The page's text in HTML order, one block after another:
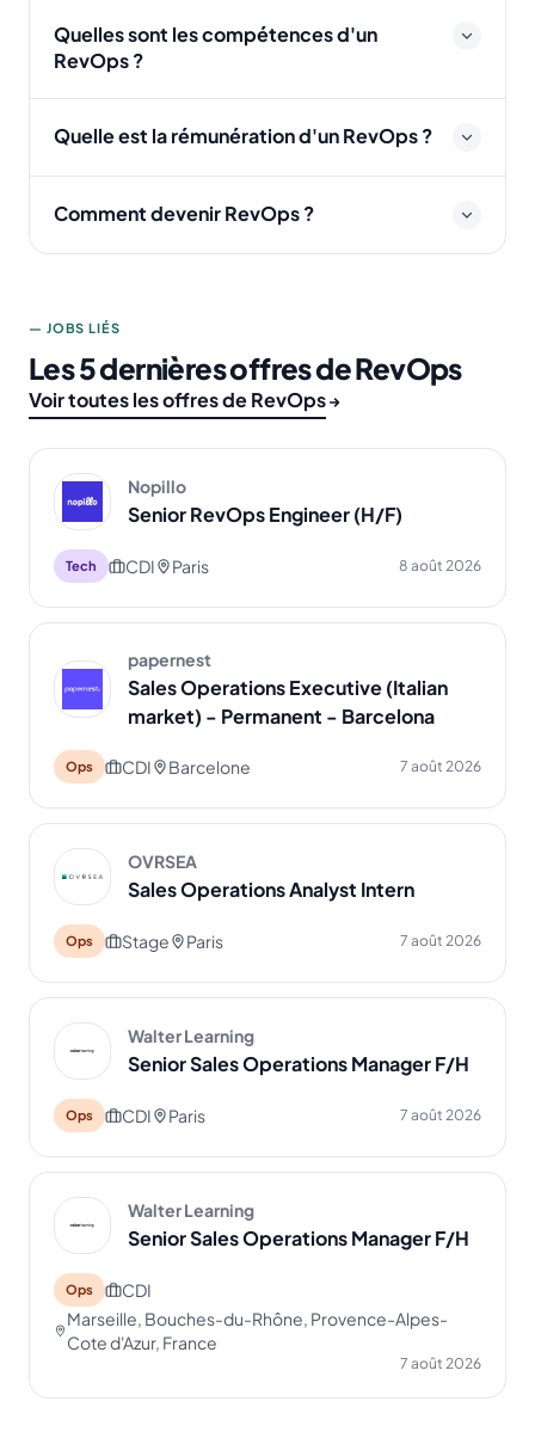
Quelles sont les compétences d'un
RevOps ?
Quelle est la rémunération d'un RevOps ?
Comment devenir RevOps ?
— JOBS LIÉS
Les 5 dernières offres de RevOps
Voir toutes les offres de RevOps
Nopillo
Senior RevOps Engineer (H/F)
Tech CDI Paris 8 août 2026
papernest
Sales Operations Executive (Italian
market) - Permanent - Barcelona
Ops CDI Barcelone 7 août 2026
OVRSEA
Sales Operations Analyst Intern
Ops Stage Paris 7 août 2026
Walter Learning
Senior Sales Operations Manager F/H
Ops CDI Paris 7 août 2026
Walter Learning
Senior Sales Operations Manager F/H
Ops
CDI
Marseille, Bouches-du-Rhône, Provence-Alpes-
Cote d'Azur, France
7 août 2026